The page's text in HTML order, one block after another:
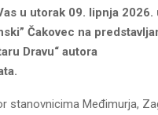
u utorak 09. lipnja
Čakovec na
Dravu“ autora
stanovnicima Međimurja,